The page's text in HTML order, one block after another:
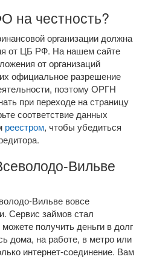
на честность?
организации должна
от ЦБ РФ. На нашем сайте
от организаций
официальное разрешение
поэтому ОРГН
при переходе на страницу
соответствие данных
реестром, чтобы убедиться
Вильве
Вильве вовсе
Сервис займов стал
получить деньги в долг
дома, на работе, в метро или
интернет-соединение. Вам